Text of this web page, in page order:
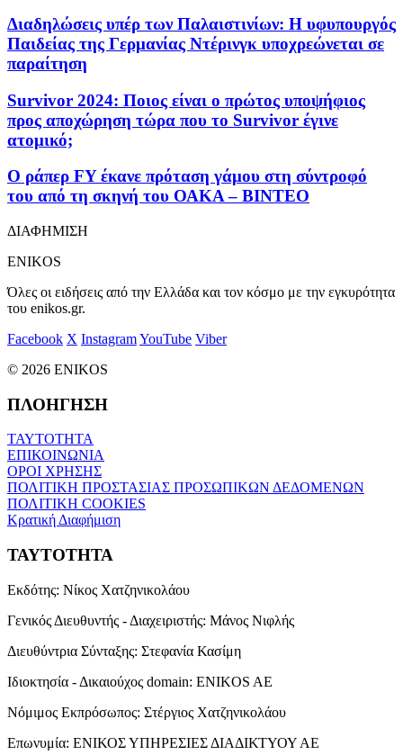
Διαδηλώσεις υπέρ των Παλαιστινίων: Η υφυπουργός
Παιδείας της Γερμανίας Ντέρινγκ υποχρεώνεται σε
παραίτηση
Survivor 2024: Ποιος είναι ο πρώτος υποψήφιος
προς αποχώρηση τώρα που το Survivor έγινε
ατομικό;
Ο ράπερ FY έκανε πρόταση γάμου στη σύντροφό
του από τη σκηνή του ΟΑΚΑ – ΒΙΝΤΕΟ
ΔΙΑΦΗΜΙΣΗ
ENIKOS
Όλες οι ειδήσεις από την Ελλάδα και τον κόσμο με την εγκυρότητα
του enikos.gr.
Facebook X InstagramYouTube Viber
© 2026 ENIKOS
ΠΛΟΗΓΗΣΗ
ΤΑΥΤΟΤΗΤΑ
ΕΠΙΚΟΙΝΩΝΙΑ
ΟΡΟΙ ΧΡΗΣΗΣ
ΠΟΛΙΤΙΚΗ ΠΡΟΣΤΑΣΙΑΣ ΠΡΟΣΩΠΙΚΩΝ ΔΕΔΟΜΕΝΩΝ
ΠΟΛΙΤΙΚΗ COOKIES
Κρατική Διαφήμιση
ΤΑΥΤΟΤΗΤΑ
Εκδότης: Νίκος Χατζηνικολάου
Γενικός Διευθυντής - Διαχειριστής: Μάνος Νιφλής
Διευθύντρια Σύνταξης: Στεφανία Κασίμη
Ιδιοκτησία - Δικαιούχος domain: ENIKOS AE
Νόμιμος Εκπρόσωπος: Στέργιος Χατζηνικολάου
Επωνυμία: ΕΝΙΚΟΣ ΥΠΗΡΕΣΙΕΣ ΔΙΑΔΙΚΤΥΟΥ ΑΕ